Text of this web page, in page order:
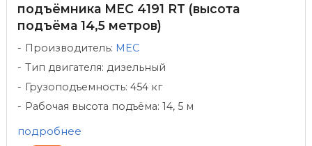
подъёмника MEC 4191 RT (высота
подъёма 14,5 метров)
Производитель: MEC
Тип двигателя: дизельный
Грузоподъемность: 454 кг
Рабочая высота подъёма: 14, 5 м
подробнее